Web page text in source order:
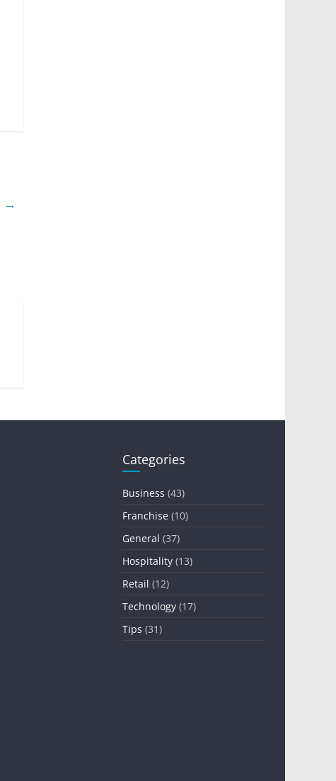
→
Categories
Business (43)
Franchise (10)
General (37)
Hospitality (13)
Retail (12)
Technology (17)
Tips (31)